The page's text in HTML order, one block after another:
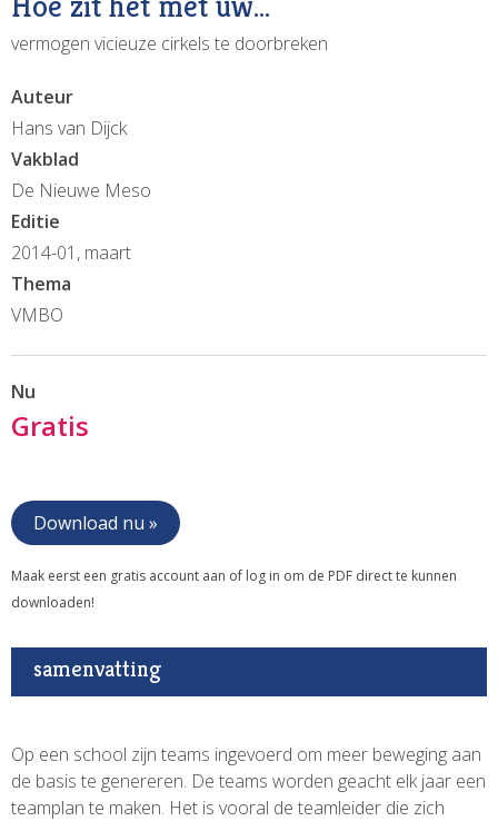
vermogen vicieuze cirkels te doorbreken
Auteur
Hans van Dijck
Vakblad
De Nieuwe Meso
Editie
2014-01, maart
Thema
VMBO
Nu
Gratis
Download nu »
Maak eerst een gratis account aan of log in om de PDF direct te kunnen
downloaden!
samenvatting
Op een school zijn teams ingevoerd om meer beweging aan
de basis te genereren. De teams worden geacht elk jaar een
teamplan te maken. Het is vooral de teamleider die zich